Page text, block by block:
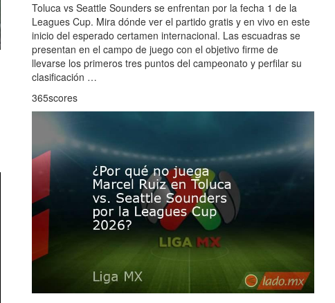
Toluca vs Seattle Sounders se enfrentan por la fecha 1 de la
Leagues Cup. Mira dónde ver el partido gratis y en vivo en este
inicio del esperado certamen internacional. Las escuadras se
presentan en el campo de juego con el objetivo firme de
llevarse los primeros tres puntos del campeonato y perfilar su
clasificación …
365scores